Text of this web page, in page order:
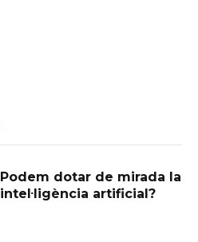
Podem dotar de mirada la
intel·ligència artificial?